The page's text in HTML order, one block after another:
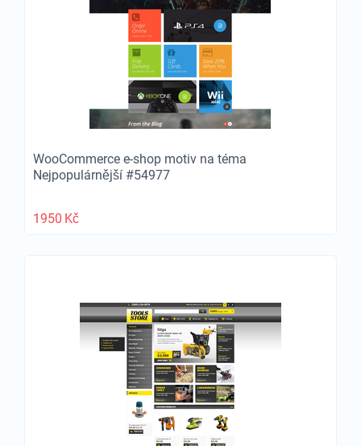
WooCommerce e-shop motiv na téma
Nejpopulárnější #54977
1950 Kč